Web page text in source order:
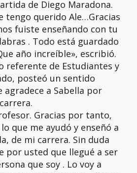
de Diego Maradona.
tengo querido Ale…Gracias
fuiste enseñando con tu
. Todo está guardado
año increíble», escribió.
referente de Estudiantes y
posteó un sentido
agradece a Sabella por
Gracias por tanto,
que me ayudó y enseñó a
de mi carrera. Sin duda
por usted que llegué a ser
que soy . Lo voy a